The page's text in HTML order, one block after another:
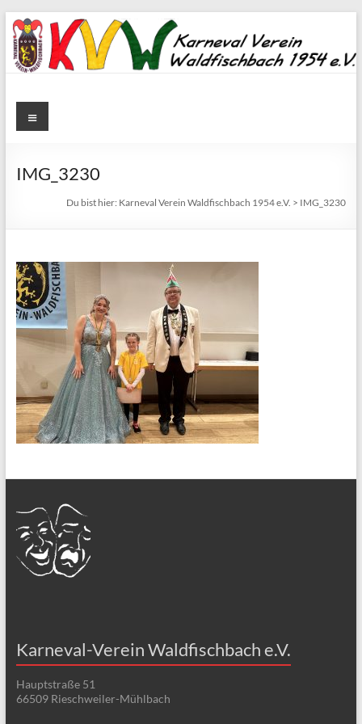
Zum
Inhalt
springen
Karneval
Waldfischbach
1954
Karneval
Verein
Waldfischbach
1954
e.V.
Menü
IMG_3230
Du bist hier: Karneval Verein Waldfischbach 1954 e.V. > IMG_3230
Karneval-Verein Waldfischbach e.V.
Hauptstraße 51
66509 Rieschweiler-Mühlbach